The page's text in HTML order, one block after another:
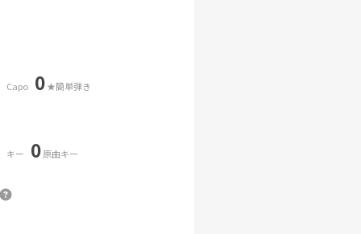
Capo 0★簡単弾き
キー 0原曲キー